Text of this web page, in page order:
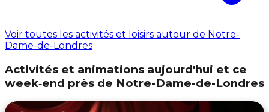
Voir toutes les activités et loisirs autour de Notre-
Dame-de-Londres
Activités et animations aujourd'hui et ce
week‑end près de Notre-Dame-de-Londres